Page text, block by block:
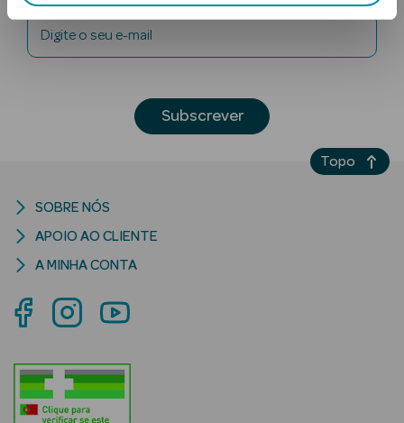
Corpo
Rosto
Lábios
Criança
Digite o seu e-mail
Subscrever
SOBRE NÓS
APOIO AO CLIENTE
A MINHA CONTA
Topo